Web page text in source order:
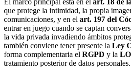
El marco principal está en el art. 18 de
que protege la intimidad, la propia
comunicaciones, y en el art. 197 del
entrar en juego cuando se captan
la vida privada invadiendo ámbitos
también conviene tener presente la Ley
forma complementaria el RGPD y la
tratamiento posterior de datos personales.